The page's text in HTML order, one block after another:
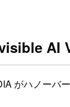
がハノーバ